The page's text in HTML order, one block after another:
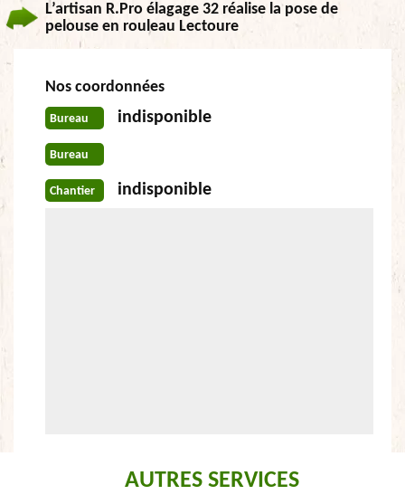
L’artisan R.Pro élagage 32 réalise la pose de
pelouse en rouleau Lectoure
Nos coordonnées
Bureau indisponible
Bureau
Chantier indisponible
AUTRES SERVICES